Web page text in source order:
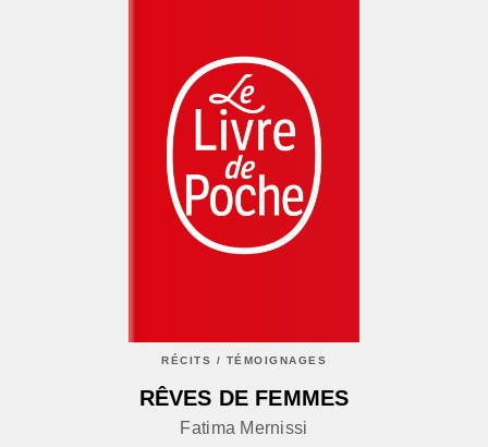
RÉCITS / TÉMOIGNAGES
RÊVES DE FEMMES
Fatima Mernissi